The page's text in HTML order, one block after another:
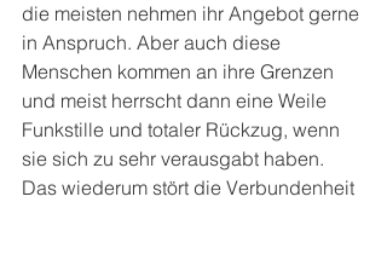
die meisten nehmen ihr Angebot gerne
in Anspruch. Aber auch diese
Menschen kommen an ihre Grenzen
und meist herrscht dann eine Weile
Funkstille und totaler Rückzug, wenn
sie sich zu sehr verausgabt haben.
Das wiederum stört die Verbundenheit